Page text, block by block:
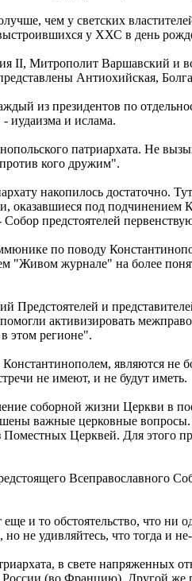
чем у светских
у ХХС в день
II, Митрополит Варшавский
Антиохийская,
из президентов по
иудаизма и ислама.
патриархата. Не
кого дружим".
накопилось достаточно.
под
предстоятелей
по поводу
журнале" на более
Предстоятелей и
активизировать
этом регионе".
являются
не имеют, и не будут иметь.
соборной жизни Церкви в
важные церковные
Церквей. Для этого
Всеправославного
и то обстоятельство, что
не удивляйтесь, что тогда и
в свете
(во Францию). Другой